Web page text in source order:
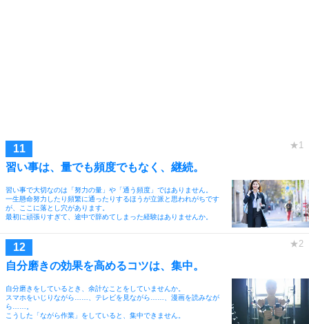
習い事は、量でも頻度でもなく、継続。
習い事で大切なのは「努力の量」や「通う頻度」ではありません。
一生懸命努力したり頻繁に通ったりするほうが立派と思われがちです
が、ここに落とし穴があります。
最初に頑張りすぎて、途中で辞めてしまった経験はありませんか。
自分磨きの効果を高めるコツは、集中。
自分磨きをしているとき、余計なことをしていませんか。
スマホをいじりながら……、テレビを見ながら……、漫画を読みなが
ら……。
こうした「ながら作業」をしていると、集中できません。